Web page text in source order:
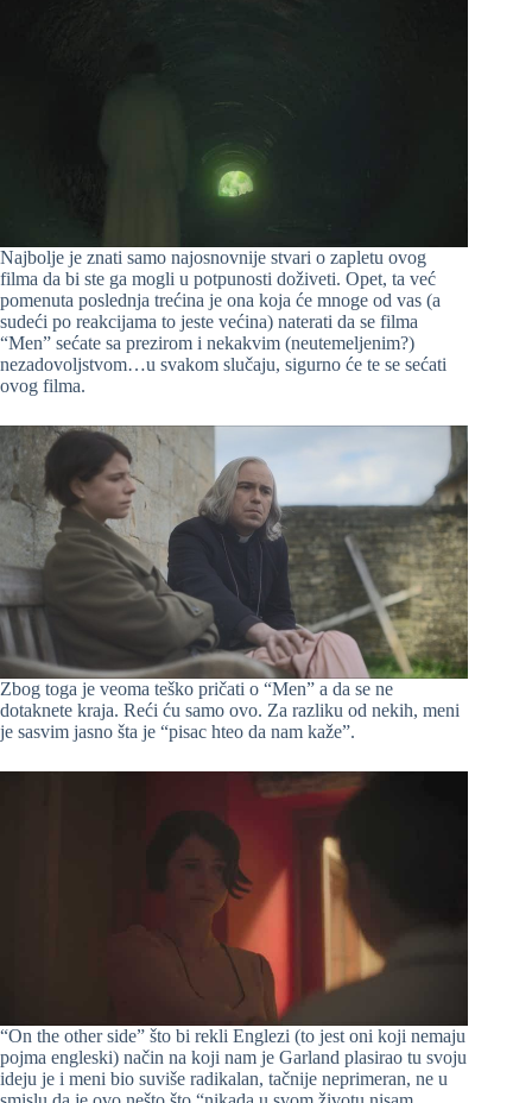
Najbolje je znati samo najosnovnije stvari o zapletu ovog
filma da bi ste ga mogli u potpunosti doživeti. Opet, ta već
pomenuta poslednja trećina je ona koja će mnoge od vas (a
sudeći po reakcijama to jeste većina) naterati da se filma
“Men” sećate sa prezirom i nekakvim (neutemeljenim?)
nezadovoljstvom…u svakom slučaju, sigurno će te se sećati
ovog filma.
Zbog toga je veoma teško pričati o “Men” a da se ne
dotaknete kraja. Reći ću samo ovo. Za razliku od nekih, meni
je sasvim jasno šta je “pisac hteo da nam kaže”.
“On the other side” što bi rekli Englezi (to jest oni koji nemaju
pojma engleski) način na koji nam je Garland plasirao tu svoju
ideju je i meni bio suviše radikalan, tačnije neprimeran, ne u